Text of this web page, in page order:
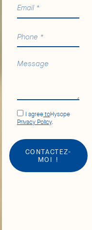
I agreetoHysope
Privacy Policy.
CONTACTEZ-
MOI !